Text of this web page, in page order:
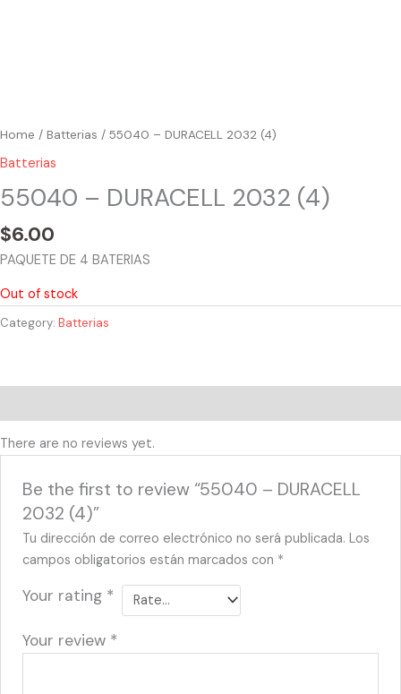
Home / Batterias / 55040 – DURACELL 2032 (4)
Batterias
55040 – DURACELL 2032 (4)
$6.00
PAQUETE DE 4 BATERIAS
Out of stock
Category: Batterias
There are no reviews yet.
Be the first to review “55040 – DURACELL
2032 (4)”
Tu dirección de correo electrónico no será publicada. Los
campos obligatorios están marcados con *
Your rating *
Your review *